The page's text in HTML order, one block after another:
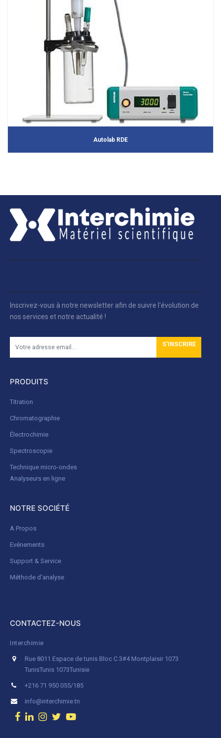
Autolab RDE
Inscrivez-vous à notre newsletter afin de suivre l'évolution de
nos services et notre actualité !
S'INSCRIRE
PRODUITS
Titration
Chromatographie
Électrochimie
Spectroscopie
Technique micro-ondes
Analyseurs en ligne
NOTRE SOCIÉTÉ
A Propos
Evénements
Support & Service
Méthode d'analyse
CONTACTEZ-NOUS
Interchimie
Rue 8011 Espace de tunis Bloc C 3#4 Montplaisir 1073
TunisTunis 1073Tunisie
+216 71 950 055/185
info@interchimie.tn